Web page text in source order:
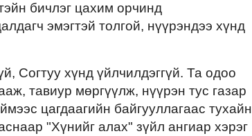
бичлэг цахим орчинд
эмэгтэй толгой, нүүрэндээ хүнд
Согтуу хүнд үйлчилдэггүй. Та одоо
тавиур мөргүүлж, нүүрэн тус газар
цагдаагийн байгууллагаас тухайн
"Хүнийг алах" зүйл ангиар хэрэг